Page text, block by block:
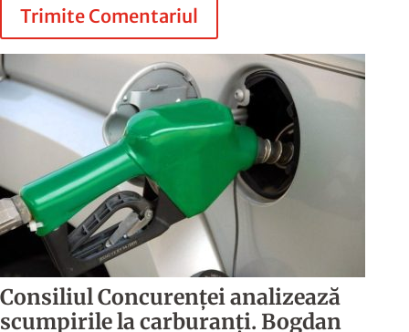
Trimite Comentariul
Consiliul Concurenței analizează
scumpirile la carburanți. Bogdan